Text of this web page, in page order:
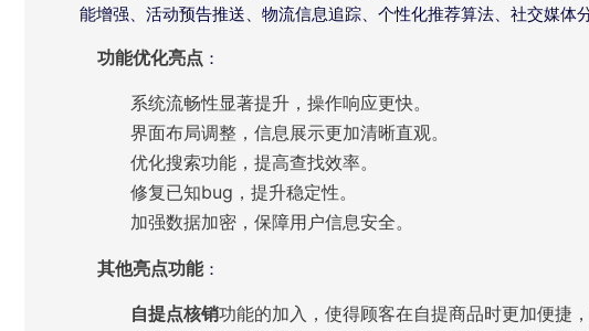
能增强、活动预告推送、物流信息追踪、个性化推荐算法、社交媒体
功能优化亮点 ：
系统流畅性显著提升，操作响应更快。
界面布局调整，信息展示更加清晰直观。
优化搜索功能，提高查找效率。
修复已知bug，提升稳定性。
加强数据加密，保障用户信息安全。
其他亮点功能：
自提点核销功能的加入，使得顾客在自提商品时更加便捷